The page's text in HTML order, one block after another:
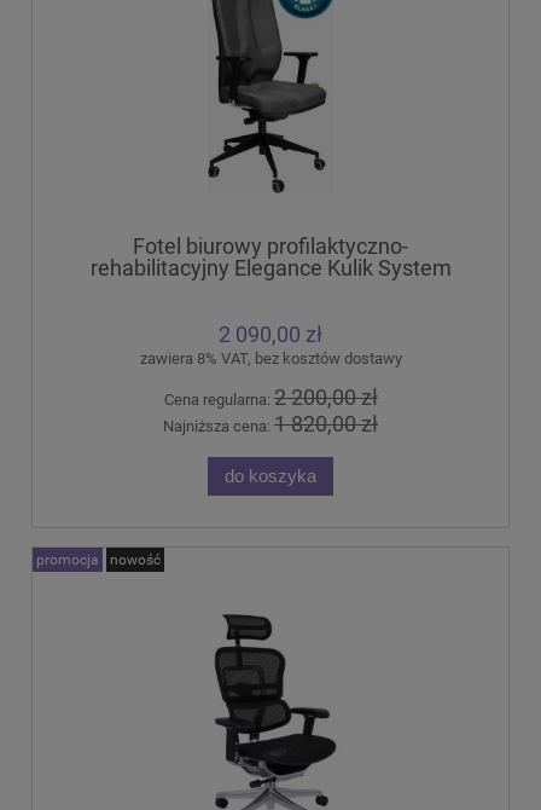
Fotel biurowy profilaktyczno-
rehabilitacyjny Elegance Kulik System
2 090,00 zł
zawiera 8% VAT, bez kosztów dostawy
Cena regularna:2 200,00 zł
Najniższa cena: 1 820,00 zł
do koszyka
promocja nowość